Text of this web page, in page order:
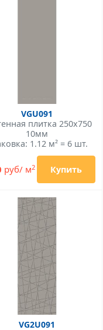
VGU091
плитка 250x750
10мм
1.12 м² = 6 шт.
руб/ м2 Купить
VG2U091